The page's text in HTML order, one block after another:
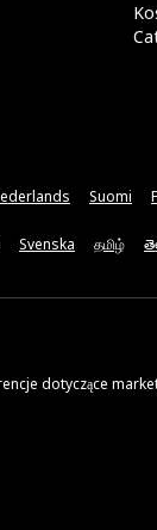
Suomi
Svenska தமிழ்
dotyczące